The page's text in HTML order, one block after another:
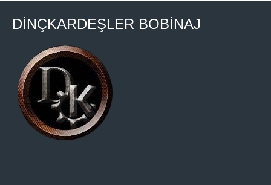
DİNÇKARDEŞLER BOBİNAJ